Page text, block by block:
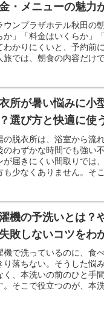
・メニューの魅力
ウンプラザホテル秋田の
か」「料金はいくらか」
わかりにくいと、予約前
旅では、朝食の内容だけ
所が暑い悩みに小
選び方と快適に使
の脱衣所は、浴室から流
のわずかな時間でも強い
が届きにくい間取りでは
も少なくありません。そ
機の予洗いとは？
敗しないコツをわ
機で洗っているのに、食
り落ちない。そうした悩
く、本洗いの前のひと手
。そこで役立つのが、本